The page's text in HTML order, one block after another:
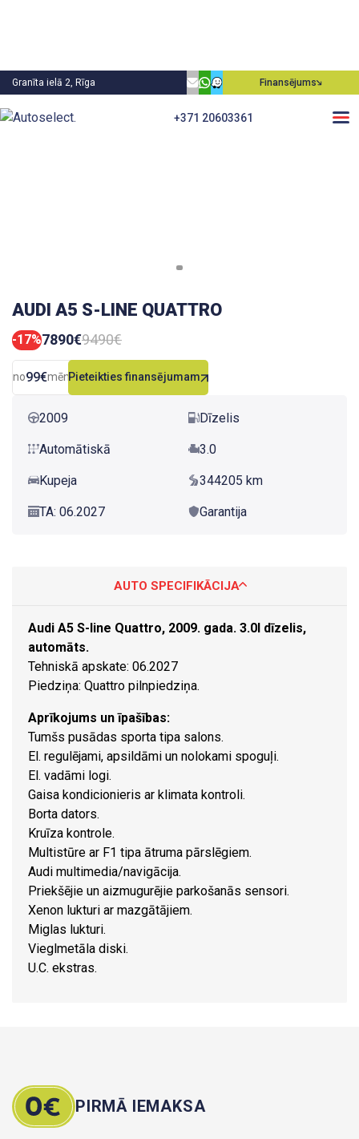
Granīta ielā 2, Rīga Finansējums
+371 20603361
AUDI A5 S-LINE QUATTRO
-17%7890€9490€
no99€mēn.Pieteikties finansējumam
2009 Dīzelis
Automātiskā 3.0
Kupeja 344205 km
TA: 06.2027 Garantija
AUTO SPECIFIKĀCIJA
Audi A5 S-line Quattro, 2009. gada. 3.0l dīzelis,
automāts.
Tehniskā apskate: 06.2027
Piedziņa: Quattro pilnpiedziņa.
Aprīkojums un īpašības:
Tumšs pusādas sporta tipa salons.
El. regulējami, apsildāmi un nolokami spoguļi.
El. vadāmi logi.
Gaisa kondicionieris ar klimata kontroli.
Borta dators.
Kruīza kontrole.
Multistūre ar F1 tipa ātruma pārslēgiem.
Audi multimedia/navigācija.
Priekšējie un aizmugurējie parkošanās sensori.
Xenon lukturi ar mazgātājiem.
Miglas lukturi.
Vieglmetāla diski.
U.C. ekstras.
PIRMĀ IEMAKSA